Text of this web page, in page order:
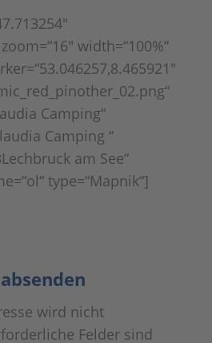
width=“100%“
Camping“
Camping “
am See“
type=“Mapnik“]
wird nicht
Felder sind